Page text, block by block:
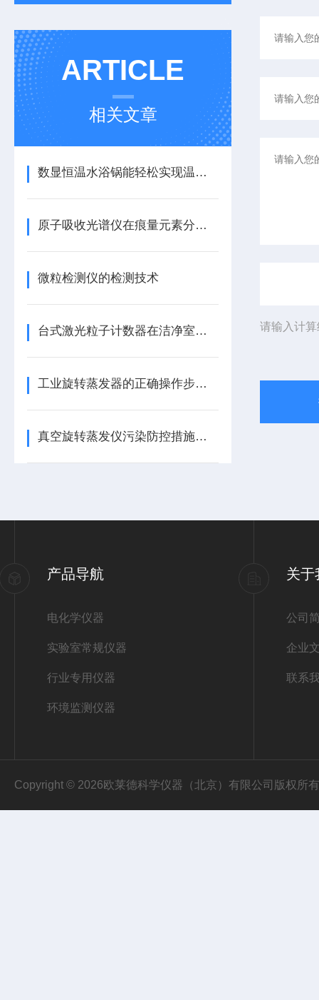
ARTICLE
相关文章
数显恒温水浴锅能轻松实现温度控制，提高实验精度
原子吸收光谱仪在痕量元素分析中的高灵敏度应用
微粒检测仪的检测技术
台式激光粒子计数器在洁净室等级判定中的核心作用
工业旋转蒸发器的正确操作步骤介绍
真空旋转蒸发仪污染防控措施的研究与实践
请输入计
产品导航
电化学仪器
实验室常规仪器
行业专用仪器
环境监测仪器
关于
公司
企业
联系
Copyright © 2026欧莱德科学仪器（北京）有限公司版权